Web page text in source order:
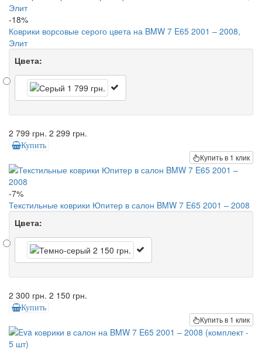
-18%
Коврики ворсовые серого цвета на BMW 7 E65 2001 – 2008,
Элит
Цвета:
2 799 грн. 2 299 грн.
Купить
Купить в 1 клик
-7%
Текстильные коврики Юпитер в салон BMW 7 E65 2001 – 2008
Цвета:
2 300 грн. 2 150 грн.
Купить
Купить в 1 клик